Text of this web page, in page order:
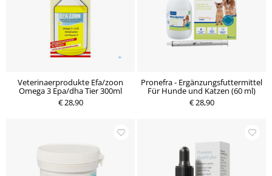
Veterinaerprodukte Efa/zoon
Omega 3 Epa/dha Tier 300ml
€ 28,90
Pronefra - Ergänzungsfuttermittel
Für Hunde und Katzen (60 ml)
€ 28,90